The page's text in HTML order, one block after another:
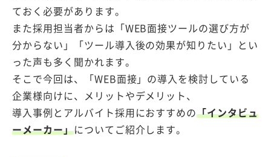
ておく必要があります。
また採用担当者からは「WEB面接ツールの選び方が
分からない」「ツール導入後の効果が知りたい」とい
った声も多く聞かれます。
そこで今回は、「WEB面接」の導入を検討している
企業様向けに、メリットやデメリット、
導入事例とアルバイト採用におすすめの「インタビュ
ーメーカー」についてご紹介します。